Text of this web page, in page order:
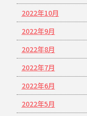
2022年10月
2022年9月
2022年8月
2022年7月
2022年6月
2022年5月